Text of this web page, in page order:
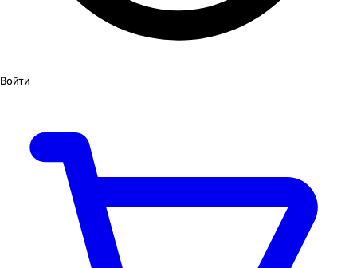
Войти